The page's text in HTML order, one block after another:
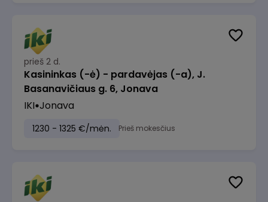
prieš 2 d.
Kasininkas (-ė) - pardavėjas (-a), J.
Basanavičiaus g. 6, Jonava
IKI Jonava
1230 - 1325 €/mėn. Prieš mokesčius